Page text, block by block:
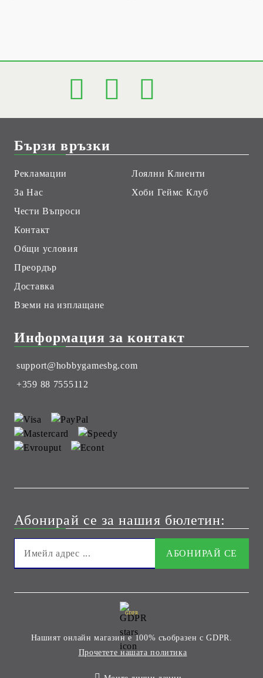
Бързи връзки
Рекламации
За Нас
Чести Въпроси
Контакт
Общи условия
Преордър
Доставка
Вземи на изплащане
Лоялни Клиенти
Хоби Геймс Клуб
Информация за контакт
support@hobbygamesbg.com
+359 88 7555112
Абонирай се за нашия бюлетин:
GDPR
Нашият онлайн магазин е 100% съобразен с GDPR.
Прочетете нашата политика